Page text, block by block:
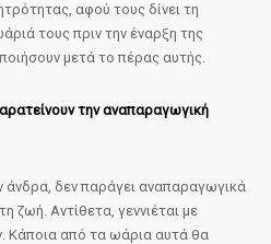
αφού τους δίνει τη
τους πριν την έναρξη της
μετά το πέρας αυτής.
την αναπαραγωγική
άνδρα, δεν παράγει αναπαραγωγικά
ζωή. Αντίθετα, γεννιέται με
Κάποια από τα ωάρια αυτά θα